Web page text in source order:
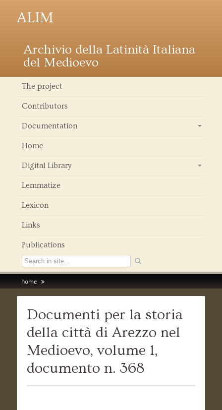
ALIM
Archivio della Latinità Italiana
del Medioevo
The project
Contributors
Documentation
Home
Digital Library
Lemmatize
Lexicon
Links
Publications
home
Documenti per la storia
della città di Arezzo nel
Medioevo, volume 1,
documento n. 368